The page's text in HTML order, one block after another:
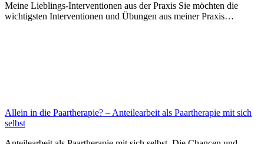
Meine Lieblings-Interventionen aus der Praxis Sie möchten die
wichtigsten Interventionen und Übungen aus meiner Praxis…
Allein in die Paartherapie? – Anteilearbeit als Paartherapie mit sich
selbst